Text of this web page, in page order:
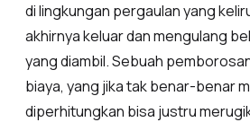
di lingkungan pergaulan yang
akhirnya keluar dan mengulang
yang diambil. Sebuah
biaya, yang jika tak benar-benar
diperhitungkan bisa justru